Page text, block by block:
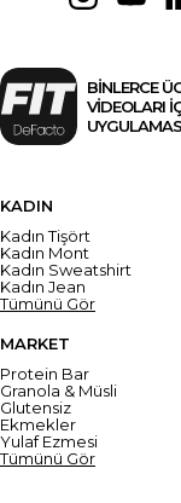
BİNLERCE
VİDEOLARI
KADIN
Kadın Tişört
Kadın Mont
Kadın Sweatshirt
Kadın Jean
Tümünü Gör
MARKET
Protein Bar
Granola & Müsli
Glutensiz
Ekmekler
Yulaf Ezmesi
Tümünü Gör